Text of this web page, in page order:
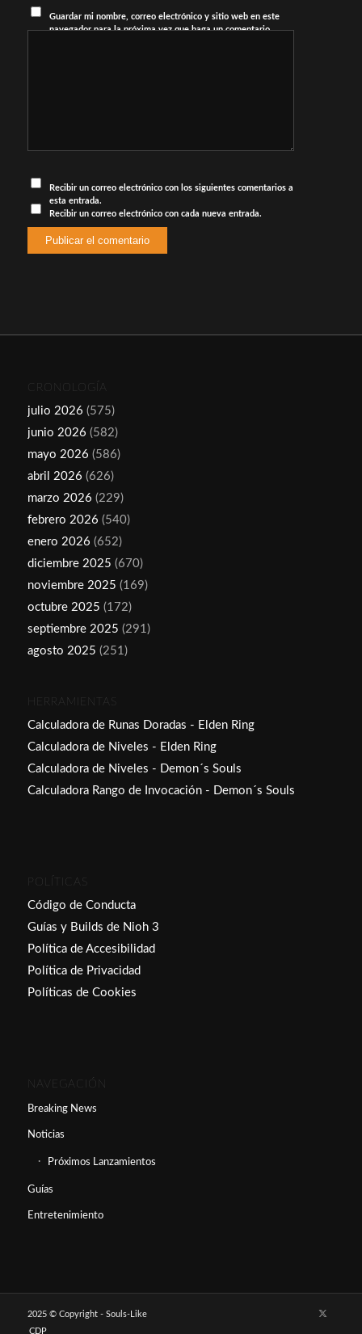
Guardar mi nombre, correo electrónico y sitio web en este
navegador para la próxima vez que haga un comentario.
Recibir un correo electrónico con los siguientes comentarios a
esta entrada.
Recibir un correo electrónico con cada nueva entrada.
CRONOLOGÍA
julio 2026 (575)
junio 2026 (582)
mayo 2026 (586)
abril 2026 (626)
marzo 2026 (229)
febrero 2026 (540)
enero 2026 (652)
diciembre 2025 (670)
noviembre 2025 (169)
octubre 2025 (172)
septiembre 2025 (291)
agosto 2025 (251)
HERRAMIENTAS
Calculadora de Runas Doradas - Elden Ring
Calculadora de Niveles - Elden Ring
Calculadora de Niveles - Demon´s Souls
Calculadora Rango de Invocación - Demon´s Souls
POLÍTICAS
Código de Conducta
Guías y Builds de Nioh 3
Política de Accesibilidad
Política de Privacidad
Políticas de Cookies
NAVEGACIÓN
Breaking News
Noticias
Próximos Lanzamientos
Guías
Entretenimiento
2025 © Copyright - Souls-Like
CDP